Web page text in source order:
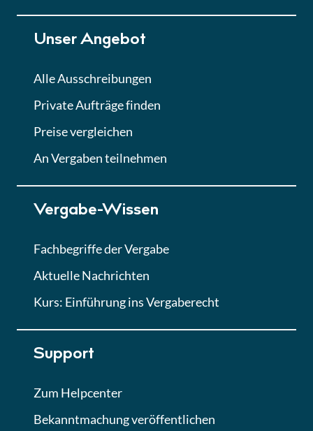
Eignung im Vergabeverfahren
Lektion 6
Abgabe von Angeboten
Lektion
Lektion 7
Finales Quiz
Unser Angebot
Alle Ausschreibungen
Private Aufträge finden
Preise vergleichen
An Vergaben teilnehmen
Vergabe-Wissen
Fachbegriffe der Vergabe
Aktuelle Nachrichten
Kurs: Einführung ins Vergaberecht
Support
Zum Helpcenter
Bekanntmachung veröffentlichen